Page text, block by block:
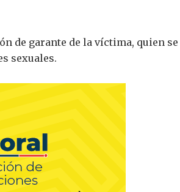
de garante de la víctima, quien
sexuales.